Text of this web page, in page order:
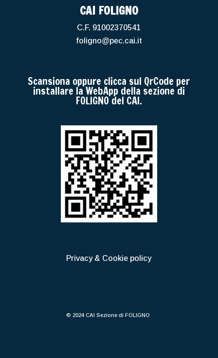
CAI FOLIGNO
C.F. 91002370541
foligno@pec.cai.it
Scansiona oppure clicca sul QrCode per
installare la WebApp della sezione di
FOLIGNO del CAI.
Privacy & Cookie policy
© 2024 CAI Sezione di FOLIGNO